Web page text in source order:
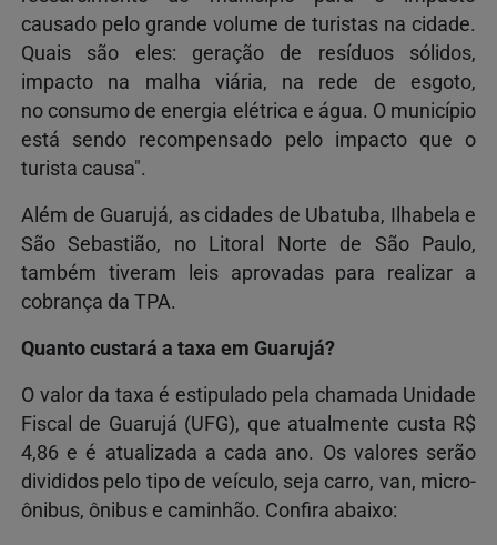
causado pelo grande volume de turistas na cidade.
Quais são eles: geração de resíduos sólidos,
impacto na malha viária, na rede de esgoto,
no consumo de energia elétrica e água. O município
está sendo recompensado pelo impacto que o
turista causa".
Além de Guarujá, as cidades de Ubatuba, Ilhabela e
São Sebastião, no Litoral Norte de São Paulo,
também tiveram leis aprovadas para realizar a
cobrança da TPA.
Quanto custará a taxa em Guarujá?
O valor da taxa é estipulado pela chamada Unidade
Fiscal de Guarujá (UFG), que atualmente custa R$
4,86 e é atualizada a cada ano. Os valores serão
divididos pelo tipo de veículo, seja carro, van, micro-
ônibus, ônibus e caminhão. Confira abaixo: